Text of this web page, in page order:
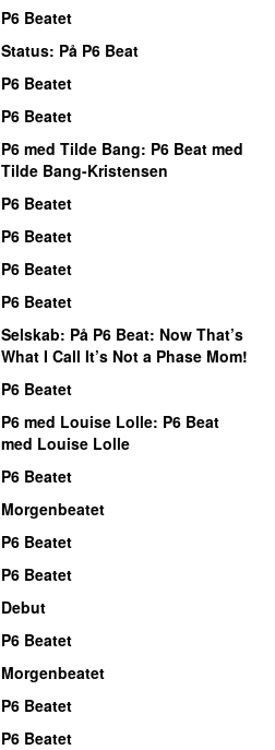
P6 Beatet
Status: På P6 Beat
P6 Beatet
P6 Beatet
P6 med Tilde Bang: P6 Beat med
Tilde Bang-Kristensen
P6 Beatet
P6 Beatet
P6 Beatet
P6 Beatet
Selskab: På P6 Beat: Now That’s
What I Call It’s Not a Phase Mom!
P6 Beatet
P6 med Louise Lolle: P6 Beat
med Louise Lolle
P6 Beatet
Morgenbeatet
P6 Beatet
P6 Beatet
Debut
P6 Beatet
Morgenbeatet
P6 Beatet
P6 Beatet